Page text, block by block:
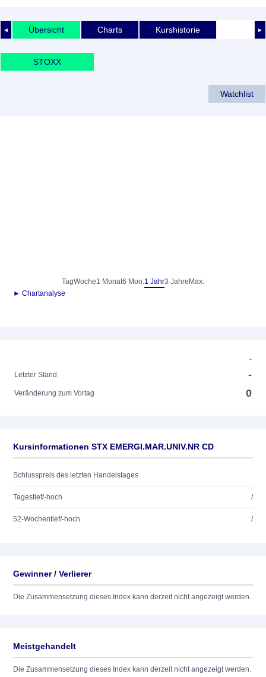
◄ ►
Übersicht Charts Kurshistorie
STOXX
Watchlist
TagWoche1 Monat6 Mon.1 Jahr3 Jahre Max.
► Chartanalyse
-
Letzter Stand
-
Veränderung zum Vortag 0
Kursinformationen STX EMERGI.MAR.UNIV.NR CD
Schlusspreis des letzten Handelstages
Tagestief/-hoch /
52-Wochentief/-hoch /
Gewinner / Verlierer
Die Zusammensetzung dieses Index kann derzeit nicht angezeigt werden.
Meistgehandelt
Die Zusammensetzung dieses Index kann derzeit nicht angezeigt werden.